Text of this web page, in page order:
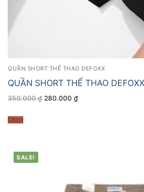
QUẦN SHORT THỂ THAO DEFOXX
QUẦN SHORT THỂ THAO
350.000₫ Giá
280.000 ₫Giá
Chọn
SALE!